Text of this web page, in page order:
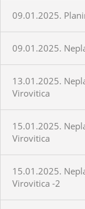
09.01.2025.
09.01.2025.
13.01.2025.
Virovitica
15.01.2025.
Virovitica
15.01.2025.
Virovitica -2